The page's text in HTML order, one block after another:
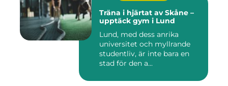
Träna i hjärtat av Skåne –
upptäck gym i Lund
Lund, med dess anrika
universitet och myllrande
studentliv, är inte bara en
stad för den a...